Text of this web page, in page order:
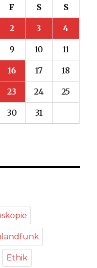
F S S
2 3 4
9 10 11
16 17 18
23 24 25
30
31
Ethik